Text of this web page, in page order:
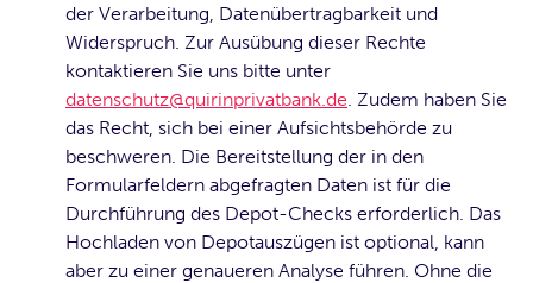
der Verarbeitung, Datenübertragbarkeit und
Widerspruch. Zur Ausübung dieser Rechte
kontaktieren Sie uns bitte unter
datenschutz@quirinprivatbank.de . Zudem haben Sie
das Recht, sich bei einer Aufsichtsbehörde zu
beschweren. Die Bereitstellung der in den
Formularfeldern abgefragten Daten ist für die
Durchführung des Depot-Checks erforderlich. Das
Hochladen von Depotauszügen ist optional, kann
aber zu einer genaueren Analyse führen. Ohne die